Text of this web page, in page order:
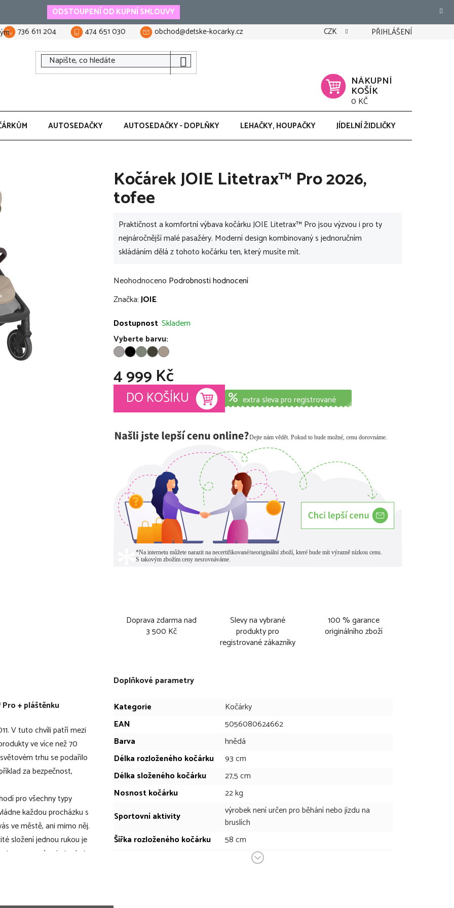
ODSTOUPENÍ OD KUPNÍ SMLOUVY
736 611 204 474 651 030 obchod@detske-kocarky.cz CZK PŘIHLÁŠENÍ
NÁKUPNÍ
KOŠÍK
0 KČ
AUTOSEDAČKY AUTOSEDAČKY - DOPLŇKY LEHAČKY, HOUPAČKY JÍDELNÍ ŽIDLIČKY
Kočárek JOIE Litetrax™ Pro 2026,
tofee
Praktičnost a komfortní výbava kočárku JOIE Litetrax™ Pro jsou výzvou i pro ty
nejnáročnější malé pasažéry. Moderní design kombinovaný s jednoručním
skládáním dělá z tohoto kočárku ten, který musíte mít.
Průměrné
hodnocení
je
0,0
z
hvězdiček.
Neohodnoceno Podrobnosti hodnocení
Značka:JOIE
Dostupnost Skladem
Vyberte barvu:
4 999 Kč
Měrná cena:
DO KOŠÍKU extra sleva pro registrované
Doprava zdarma nad
3 500 Kč
Slevy na vybrané
produkty pro
registrované zákazníky
100 % garance
originálního zboží
+ pláštěnku
V tuto chvíli patří mezi
ve více než 70
trhu se podařilo
za bezpečnost,
pro všechny typy
každou procházku s
ve městě, ani mimo něj.
složení jednou rukou je
za popruh a je to. Je to
Doplňkové parametry
Kategorie
Kočárky
EAN
5056080624662
Barva
hnědá
Délka rozloženého kočárku
93 cm
Délka složeného kočárku
27,5 cm
Nosnost kočárku
22 kg
Sportovní aktivity
výrobek není určen pro běhání nebo jízdu na
bruslích
Šířka rozloženého kočárku
58 cm